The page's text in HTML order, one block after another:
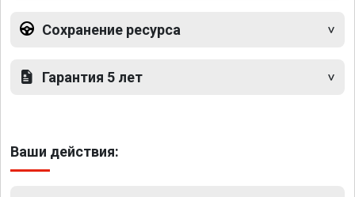
Сохранение ресурса
Гарантия 5 лет
Ваши действия: